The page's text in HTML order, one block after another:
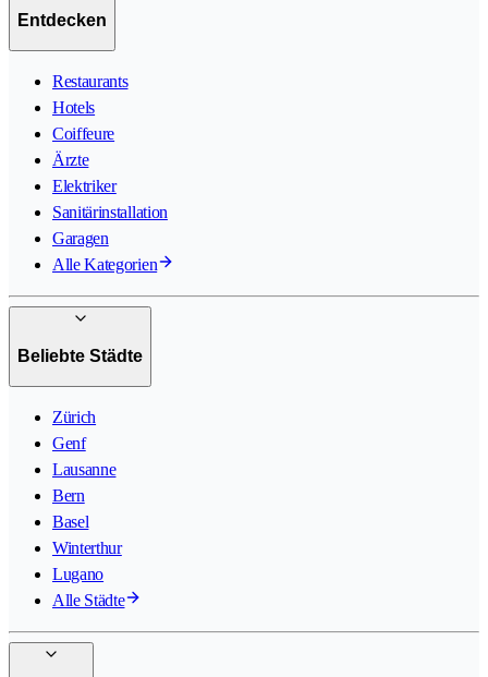
Entdecken
Restaurants
Hotels
Coiffeure
Ärzte
Elektriker
Sanitärinstallation
Garagen
Alle Kategorien
Beliebte Städte
Zürich
Genf
Lausanne
Bern
Basel
Winterthur
Lugano
Alle Städte